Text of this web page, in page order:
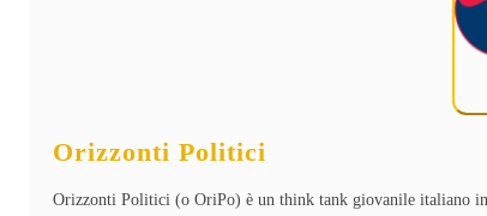
Orizzonti Politici
Orizzonti Politici (o OriPo) è un think tank giovanile italiano